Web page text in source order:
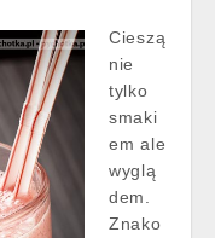
Cieszą
nie
tylko
smaki
em ale
wyglą
dem.
Znako